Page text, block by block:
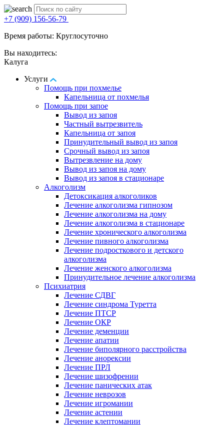
+7 (909) 156-56-79
Время работы: Круглосуточно
Вы находитесь:
Калуга
Услуги
Помощь при похмелье
Капельница от похмелья
Помощь при запое
Вывод из запоя
Частный вытрезвитель
Капельница от запоя
Принудительный вывод из запоя
Срочный вывод из запоя
Вытрезвление на дому
Вывод из запоя на дому
Вывод из запоя в стационаре
Алкоголизм
Детоксикация алкоголиков
Лечение алкоголизма гипнозом
Лечение алкоголизма на дому
Лечение алкоголизма в стационаре
Лечение хронического алкоголизма
Лечение пивного алкоголизма
Лечение подросткового и детского
алкоголизма
Лечение женского алкоголизма
Принудительное лечение алкоголизма
Психиатрия
Лечение СДВГ
Лечение синдрома Туретта
Лечение ПТСР
Лечение ОКР
Лечение деменции
Лечение апатии
Лечение биполярного расстройства
Лечение анорексии
Лечение ПРЛ
Лечение шизофрении
Лечение панических атак
Лечение неврозов
Лечение игромании
Лечение астении
Лечение клептомании